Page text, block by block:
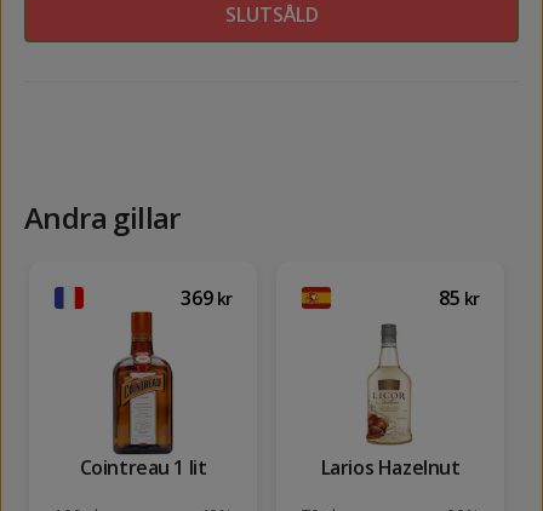
SLUTSÅLD
Andra gillar
369 kr
Cointreau 1 lit
85 kr
Larios Hazelnut